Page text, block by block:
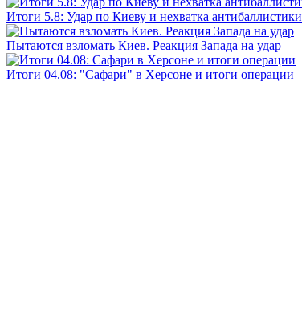
Итоги 5.8: Удар по Киеву и нехватка антибаллистики
Пытаются взломать Киев. Реакция Запада на удар
Итоги 04.08: "Сафари" в Херсоне и итоги операции